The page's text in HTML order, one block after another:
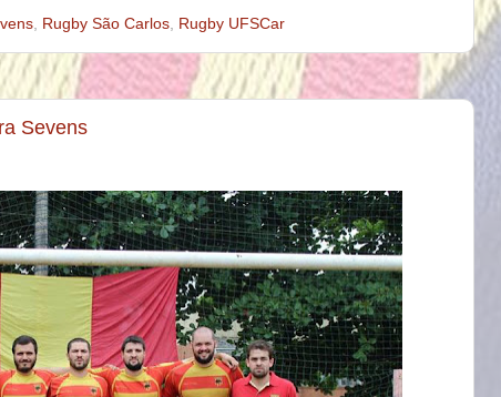
, Rugby São Carlos, Rugby UFSCar
Sevens